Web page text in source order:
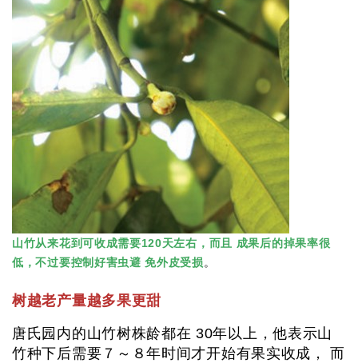
山竹从来花到可收成需要120天左右，而且 成果后的掉果率很
低，不过要控制好害虫避 免外皮受损。
树越老产量越多果更甜
唐氏园内的山竹树株龄都在 30年以上，他表示山
竹种下后需要７～８年时间才开始有果实收成， 而